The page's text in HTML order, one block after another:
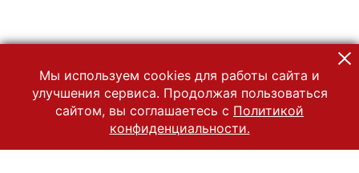
Мы используем cookies для работы сайта и
улучшения сервиса. Продолжая пользоваться
сайтом, вы соглашаетесь с Политикой
конфиденциальности.